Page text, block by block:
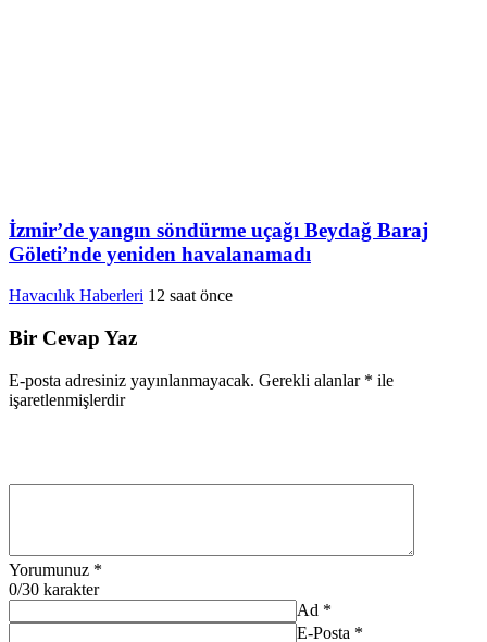
İzmir’de yangın söndürme uçağı Beydağ Baraj
Göleti’nde yeniden havalanamadı
Havacılık Haberleri 12 saat önce
Bir Cevap Yaz
E-posta adresiniz yayınlanmayacak. Gerekli alanlar * ile
işaretlenmişlerdir
Yorumunuz *
0/30 karakter
Ad *
E-Posta *